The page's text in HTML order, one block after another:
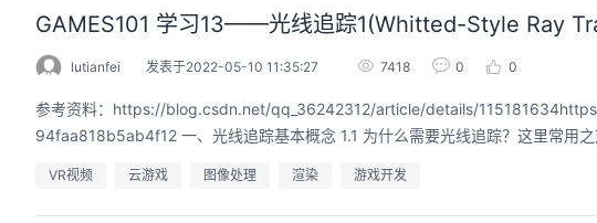
GAMES101 学习13——光线追踪1(Whitted-Style Ray
lutianfei 发表于2022-05-10 11:35:27 7418 0 0
参考资料：https://blog.csdn.net/qq_36242312/article/details/
94faa818b5ab4f12 一、光线追踪基本概念 1.1 为什么需要光线追踪？这里常用
VR视频 云游戏 图像处理 渲染 游戏开发